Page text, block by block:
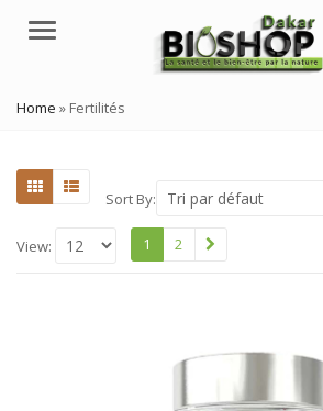
Menu
Home » Fertilités
Sort By:
View: 1 2